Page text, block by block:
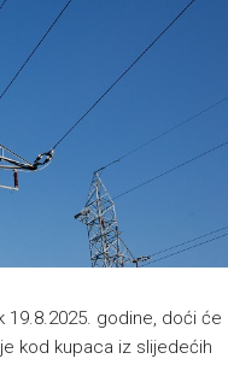
19.8.2025. godine, doći će
kod kupaca iz slijedećih